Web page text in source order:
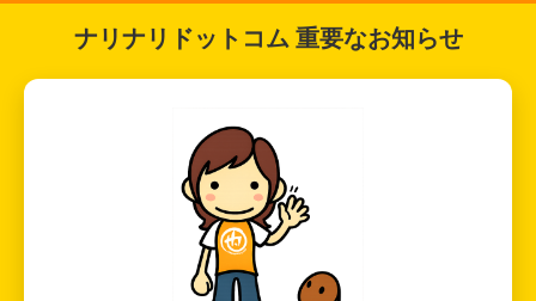
ナリナリドットコム 重要なお知らせ